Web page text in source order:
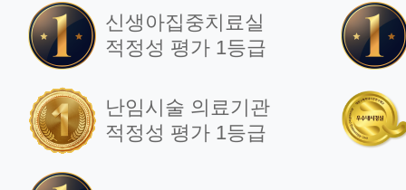
언론보도
차병원, 부인과 로봇수술
언
신생아집중치료실
적정성 평가 1등급
난임시술 의료기관
적정성 평가 1등급